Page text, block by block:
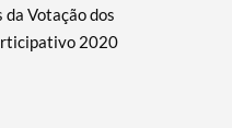
Votação dos
2020